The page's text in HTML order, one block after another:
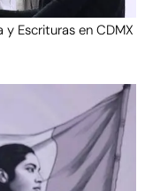
Escrituras en CDMX